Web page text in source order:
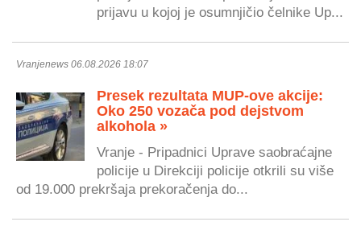
prijavu u kojoj je osumnjičio čelnike Up...
Vranjenews 06.08.2026 18:07
Presek rezultata MUP-ove akcije:
Oko 250 vozača pod dejstvom
alkohola »
Vranje - Pripadnici Uprave saobraćajne
policije u Direkciji policije otkrili su više
od 19.000 prekršaja prekoračenja do...